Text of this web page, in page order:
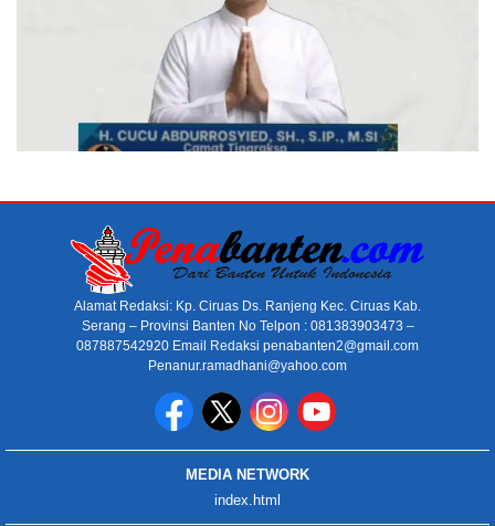
Alamat Redaksi: Kp. Ciruas Ds. Ranjeng Kec. Ciruas Kab.
Serang – Provinsi Banten No Telpon : 081383903473 –
087887542920 Email Redaksi penabanten2@gmail.com
Penanur.ramadhani@yahoo.com
MEDIA NETWORK
index.html